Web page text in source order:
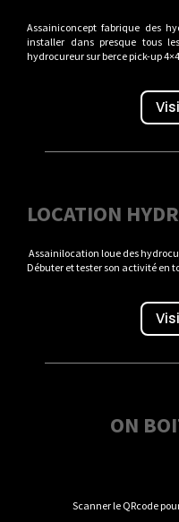
Assainiconcept fabrique des
installer dans presque tous
hydrocureur sur berce pick-up
LOCATION
Assainilocation loue des
Débuter et tester son activité en
ON
Scanner le QRcode